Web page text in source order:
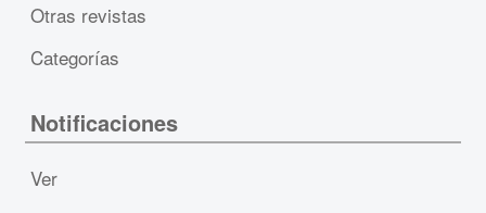
Otras revistas
Categorías
Notificaciones
Ver